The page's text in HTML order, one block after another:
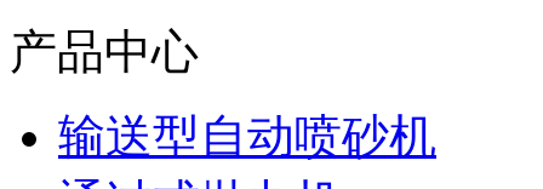
产品中心
输送型自动喷砂机